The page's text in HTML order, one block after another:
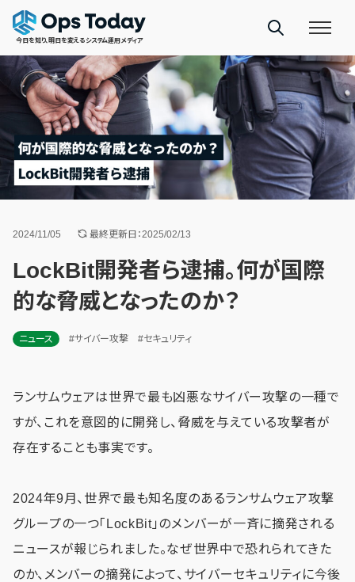
今日を知り、明日を変えるシステム運用メディア
2024/11/05 最終更新日：2025/02/13
LockBit開発者ら逮捕。何が国際
的な脅威となったのか？
ニュース #サイバー攻撃 #セキュリティ
ランサムウェアは世界で最も凶悪なサイバー攻撃の一種で
すが、これを意図的に開発し、脅威を与えている攻撃者が
存在することも事実です。
2024年9月、世界で最も知名度のあるランサムウェア攻撃
グループの一つ「LockBit」のメンバーが一斉に摘発される
ニュースが報じられました。なぜ世界中で恐れられてきた
のか、メンバーの摘発によって、サイバーセキュリティに今後